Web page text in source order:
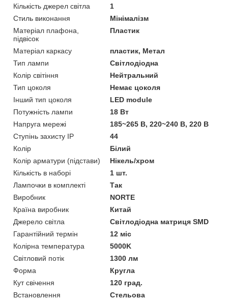
Кількість джерел світла
1
Стиль виконання
Мінімалізм
Матеріал плафона,
підвісок
Пластик
Матеріал каркасу
пластик, Метал
Тип лампи
Світлодіодна
Колір світіння
Нейтральний
Тип цоколя
Немає цоколя
Інший тип цоколя
LED module
Потужність лампи
18 Вт
Напруга мережі
185~265 B, 220~240 В, 220 В
Ступінь захисту IP
44
Колір
Білий
Колір арматури (підстави)
Нікель/хром
Кількість в наборі
1 шт.
Лампочки в комплекті
Так
Виробник
NORTE
Країна виробник
Китай
Джерело світла
Світлодіодна матриця SMD
Гарантійний термін
12 міс
Колірна температура
5000K
Світловий потік
1300 лм
Форма
Кругла
Кут свічення
120 град.
Встановлення
Стельова